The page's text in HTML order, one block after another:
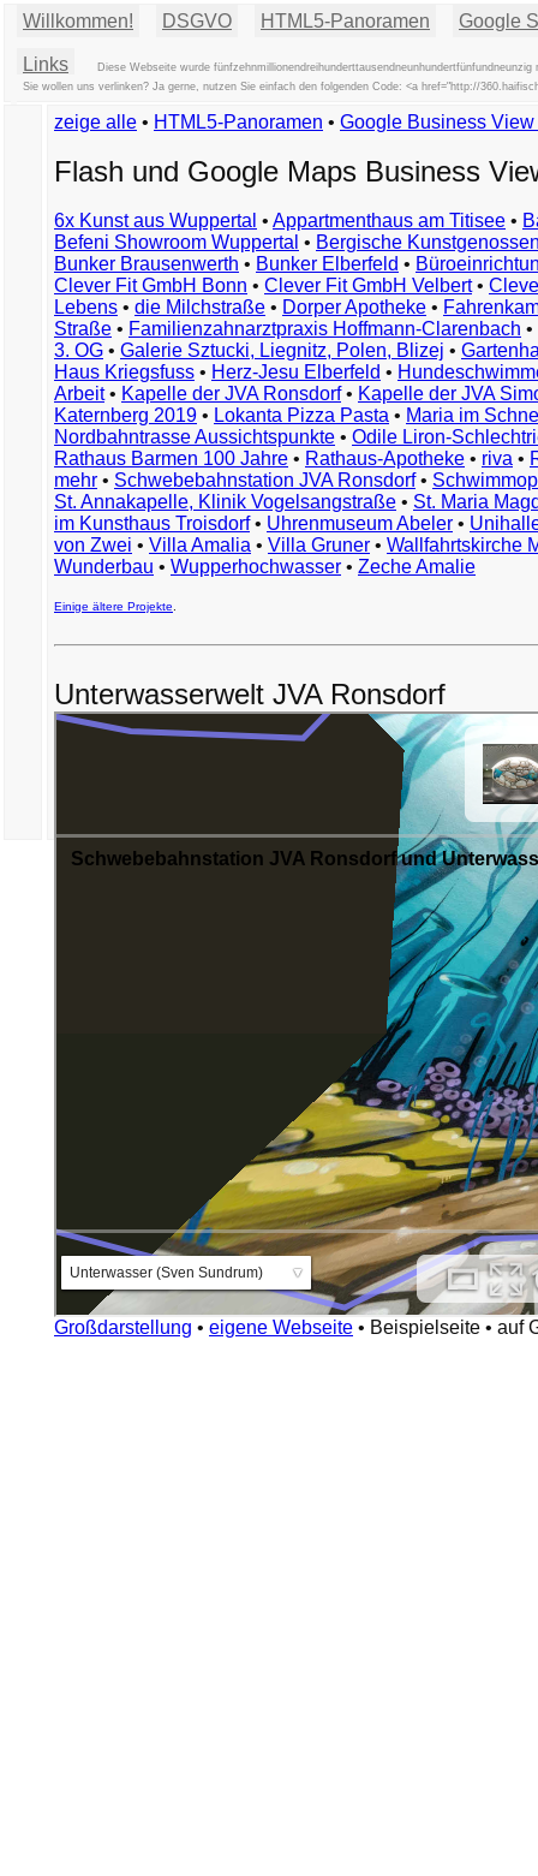
Willkommen! DSGVO HTML5-Panoramen Google
Links
Diese Webseite wurde
Sie wollen uns verlinken? Ja gerne, nutzen Sie einfach den folgenden Code: <a href="http://
zeige alle • HTML5-Panoramen • Google Business
Flash und Google Maps Business
6x Kunst aus Wuppertal • Appartmenthaus am Titisee •
Befeni Showroom Wuppertal • Bergische
Bunker Brausenwerth • Bunker Elberfeld •
Clever Fit GmbH Bonn • Clever Fit GmbH Velbert•
Lebens • die Milchstraße • Dorper Apotheke •
Straße • Familienzahnarztpraxis Hoffmann-Clarenbach •
3. OG • Galerie Sztucki, Liegnitz, Polen, Blizej •
Haus Kriegsfuss • Herz-Jesu Elberfeld •
Arbeit• Kapelle der JVA Ronsdorf• Kapelle der JVA
Katernberg 2019 • Lokanta Pizza Pasta • Maria im
Nordbahntrasse Aussichtspunkte • Odile Liron-
Rathaus Barmen 100 Jahre • Rathaus-Apotheke • riva •
mehr • Schwebebahnstation JVA Ronsdorf•
St. Annakapelle, Klinik Vogelsangstraße • St. Maria
im Kunsthaus Troisdorf• Uhrenmuseum Abeler •
von Zwei • Villa Amalia • Villa Gruner • Wallfahrtskirche
Wunderbau • Wupperhochwasser • Zeche Amalie
Einige ältere Projekte
Unterwasserwelt JVA Ronsdorf
Großdarstellung • eigene Webseite • Beispielseite • auf